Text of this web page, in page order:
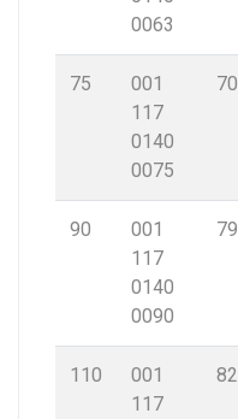
0063
75
001
117
0140
0075
70
90
001
117
0140
0090
79
110
001
117
82